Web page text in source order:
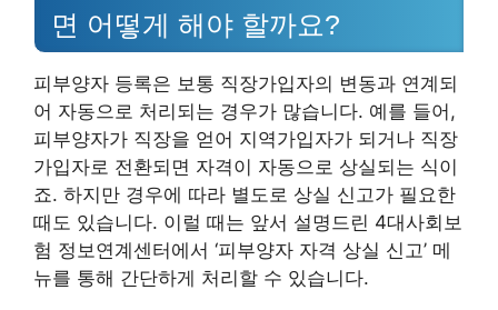
면 어떻게 해야 할까요?
피부양자 등록은 보통 직장가입자의 변동과 연계되
어 자동으로 처리되는 경우가 많습니다. 예를 들어,
피부양자가 직장을 얻어 지역가입자가 되거나 직장
가입자로 전환되면 자격이 자동으로 상실되는 식이
죠. 하지만 경우에 따라 별도로 상실 신고가 필요한
때도 있습니다. 이럴 때는 앞서 설명드린 4대사회보
험 정보연계센터에서 ‘피부양자 자격 상실 신고’ 메
뉴를 통해 간단하게 처리할 수 있습니다.